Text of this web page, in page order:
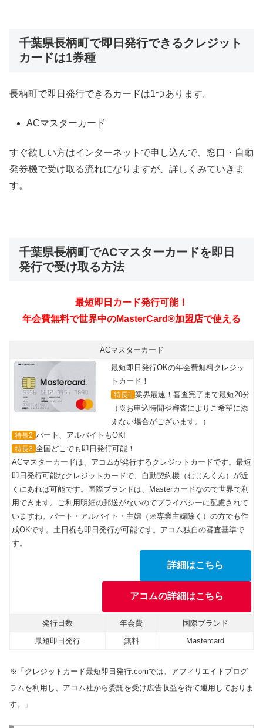
千葉県長柄町で即日発行できるクレジット
カードは1券種
長柄町で即日発行できるカードは1つあります。
ACマスターカード
すぐ欲しい方はインターネットで申し込んで、窓口・自動
発券機で受け取る流れになりますが、詳しくみていきま
す。
千葉県長柄町でACマスターカードを即日
発行で受け取る方法
ACマスターカード
最短即日発行OKの年会費無料クレジッ
トカード！
特長1 業界最速！審査完了まで最短20分
（※お申込時間や審査によりご希望に添
えない場合がございます。）
特長2 パート、アルバイトもOK!
特長3 全国どこでも即日発行可能！
ACマスターカードは、アコムが発行するクレジットカードです。最短
即日発行可能なクレジットカードで、自動契約機（むじんくん）が近
くにあれば可能です。国際ブランドは、Masterカードなので世界で利
用できます。ご利用明細の郵送がないのでプライバシーに配慮されて
いますね。パート・アルバイト・主婦（※専業主婦除く）の方でも作
成OKです。土日祝も即日発行が可能です。アコム独自の審査基準で
す。
詳細はこちら
アコムの詳細はこちら
発行日数 年会費
国際ブランド
最短即日発行
無料 Mastercard
※「クレジットカード最短即日発行.comでは、アフィリエイトプログ
ラムを利用し、アコム社から委託を受け広告収益を得て運用しておりま
す。」